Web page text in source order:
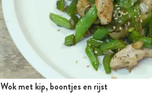
Wok met kip, boontjes en rijst